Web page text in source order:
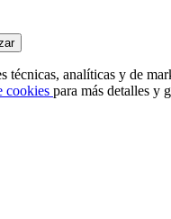
técnicas, analíticas y de
cookies para más detalles y